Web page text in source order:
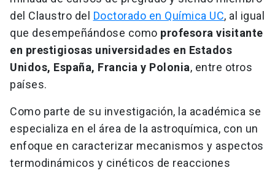
del Claustro del Doctorado en Química UC, al igual
que desempeñándose como profesora visitante
en prestigiosas universidades en Estados
Unidos, España, Francia y Polonia, entre otros
países.
Como parte de su investigación, la académica se
especializa en el área de la astroquímica, con un
enfoque en caracterizar mecanismos y aspectos
termodinámicos y cinéticos de reacciones